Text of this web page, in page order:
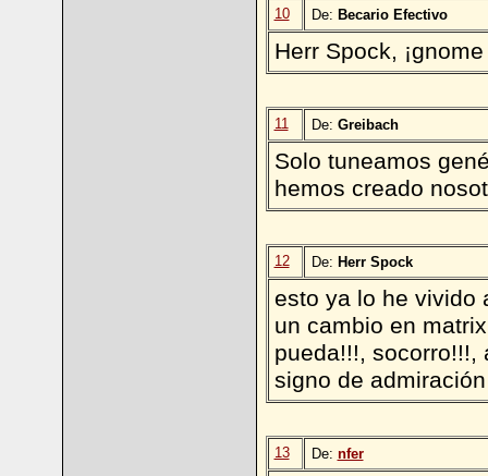
10 De: Becario Efectivo
Herr Spock,
11 De: Greibach
Solo tuneamos
hemos creado
12 De: Herr Spock
esto ya lo he vivido
un cambio en
pueda!!!, socorro!!!,
signo de
13 De: nfer